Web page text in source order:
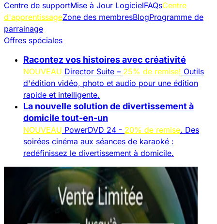
Centre de supportMise à Jour LogicielFAQsCentre
d'apprentissageZone des membresBlogProgramme de
parrainage
Offres spéciales
Racontez vos histoires avec créativité
NOUVEAU Director Suite – 25% de remise! Outils
d'édition vidéo, photo et audio pour une édition
rapide et intelligente.
La nouvelle solution de divertissement à
domicile tout-en-un
NOUVEAU PowerDVD 24 - 20% de remise. Des
soirées cinéma aux séances de karaoké :
redéfinissez le divertissement à domicile.